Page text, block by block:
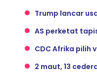
Trump lancar
AS perketat
CDC Afrika pilih
2 maut, 13